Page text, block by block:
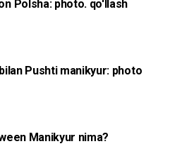
Polsha: photo. qo'llash
Pushti manikyur: photo
Manikyur nima?